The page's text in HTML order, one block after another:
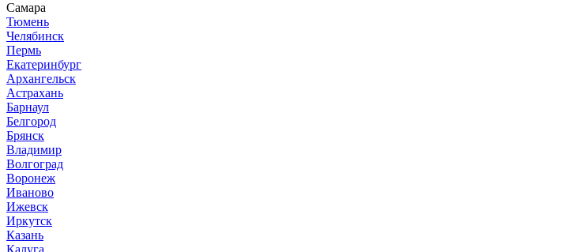
Самара
Тюмень
Челябинск
Пермь
Екатеринбург
Архангельск
Астрахань
Барнаул
Белгород
Брянск
Владимир
Волгоград
Воронеж
Иваново
Ижевск
Иркутск
Казань
Калуга